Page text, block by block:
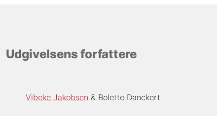
Udgivelsens forfattere
Vibeke Jakobsen Bolette Danckert